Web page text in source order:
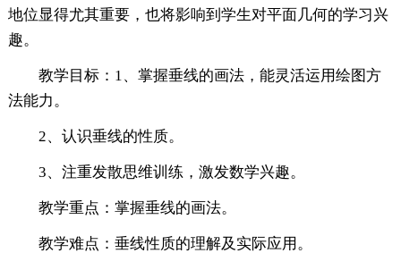
地位显得尤其重要，也将影响到学生对平面几何的学习兴
趣。
教学目标：1、掌握垂线的画法，能灵活运用绘图方
法能力。
2、认识垂线的性质。
3、注重发散思维训练，激发数学兴趣。
教学重点：掌握垂线的画法。
教学难点：垂线性质的理解及实际应用。